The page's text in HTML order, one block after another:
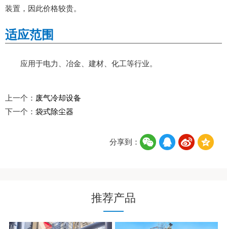
装置，因此价格较贵。
适应范围
应用于电力、冶金、建材、化工等行业。
上一个： 废气冷却设备
下一个： 袋式除尘器
分享到：
推荐产品